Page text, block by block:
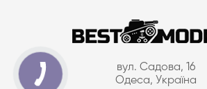
вул. Садова, 16
Одеса, Україна